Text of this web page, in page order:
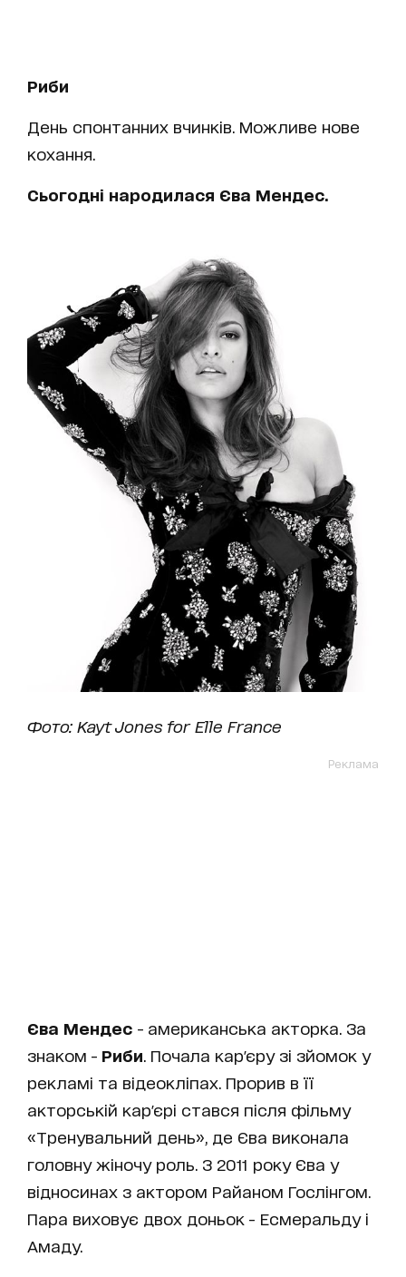
Риби
День спонтанних вчинків. Можливе нове
кохання.
Сьогодні народилася Єва Мендес.
Фото: Kayt Jones for Elle France
Реклама
Єва Мендес - американська акторка. За
знаком - Риби . Почала кар'єру зі зйомок у
рекламі та відеокліпах. Прорив в її
акторській кар'єрі стався після фільму
«Тренувальний день», де Єва виконала
головну жіночу роль. З 2011 року Єва у
відносинах з актором Райаном Гослінгом.
Пара виховує двох доньок - Есмеральду і
Амаду.